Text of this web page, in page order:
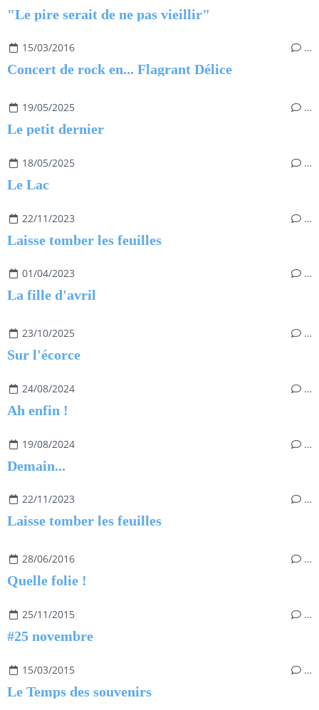
"Le pire serait de ne pas vieillir"
15/03/2016 …
Concert de rock en... Flagrant Délice
19/05/2025 …
Le petit dernier
18/05/2025 …
Le Lac
22/11/2023 …
Laisse tomber les feuilles
01/04/2023 …
La fille d'avril
23/10/2025 …
Sur l'écorce
24/08/2024 …
Ah enfin !
19/08/2024 …
Demain...
22/11/2023 …
Laisse tomber les feuilles
28/06/2016 …
Quelle folie !
25/11/2015 …
#25 novembre
15/03/2015 …
Le Temps des souvenirs